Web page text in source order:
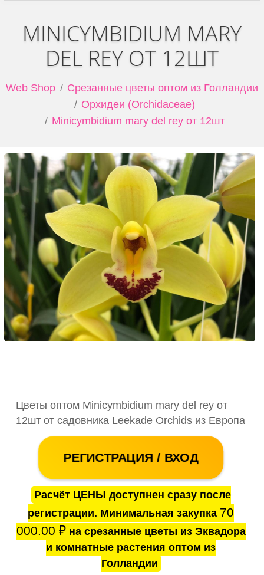
MINICYMBIDIUM MARY
DEL REY ОТ 12ШТ
Web Shop
Срезанные цветы оптом из Голландии
Орхидеи (Orchidaceae)
Minicymbidium mary del rey от 12шт
Цветы оптом Minicymbidium mary del rey от
12шт от садовника Leekade Orchids из Европа
РЕГИСТРАЦИЯ / ВХОД
Расчёт ЦЕНЫ доступнен сразу после
регистрации. Минимальная закупка 70
000.00 ₽на срезанные цветы из Эквадора
и комнатные растения оптом из
Голландии